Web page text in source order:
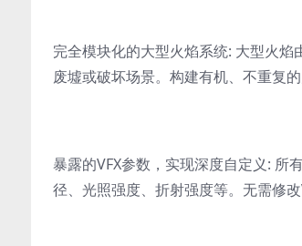
完全模块化的大型火焰系统: 大型火焰
废墟或破坏场景。构建有机、不重复
暴露的VFX参数，实现深度自定义: 所
径、光照强度、折射强度等。无需修